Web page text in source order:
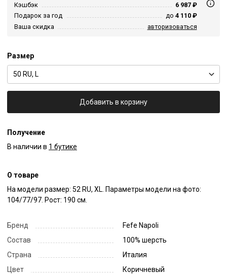
Кэшбэк
6 987 ₽
Подарок за год
до 4 110 ₽
Ваша скидка
авторизоваться
Размер
50 RU, L
Добавить в корзину
Получение
В наличии в 1 бутике
О товаре
На модели размер: 52 RU, XL. Параметры модели на фото:
104/77/97. Рост: 190 см.
Бренд
Fefe Napoli
Состав
100% шерсть
Страна
Италия
Цвет
Коричневый